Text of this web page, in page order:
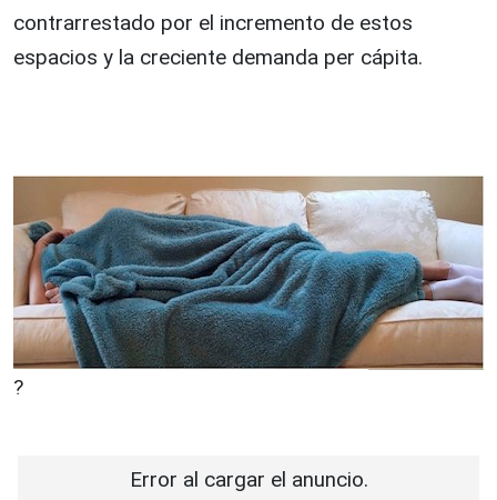
contrarrestado por el incremento de estos
espacios y la creciente demanda per cápita.
?
Error al cargar el anuncio.